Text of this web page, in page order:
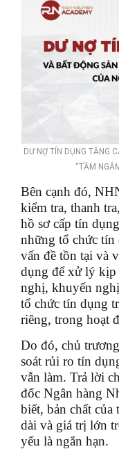
DƯ NỢ TÍN DỤNG TĂNG
“TẦM
Bên cạnh đó,
kiểm tra, thanh
hồ sơ cấp tín
những tổ chức
vấn đề tồn tại và
dụng để xử lý kịp
nghị, khuyến
tổ chức tín dụng
riêng, trong hoạt
Do đó, chủ
soát rủi ro tín
vẫn làm. Trả lời
đốc Ngân hàng
biết, bản chất
dài và giá trị lớn
yếu là ngắn hạn.